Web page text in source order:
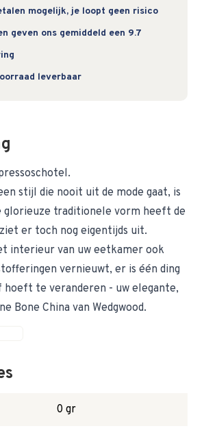
mogelijk, je loopt geen risico
geven ons gemiddeld een 9.7
leverbaar
stijl die nooit uit de mode gaat, is
glorieuze traditionele vorm heeft de
er toch nog eigentijds uit.
interieur van uw eetkamer ook
vernieuwt, er is één ding
te veranderen - uw elegante,
Bone China van Wedgwood.
0 gr